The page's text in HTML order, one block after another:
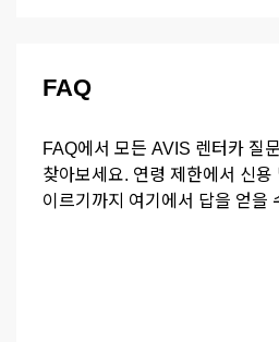
FAQ
FAQ에서 모든 AVIS 렌터카 질
찾아보세요. 연령 제한에서 신용
이르기까지 여기에서 답을 얻을